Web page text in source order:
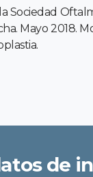
Sociedad
Mayo 2018.
de